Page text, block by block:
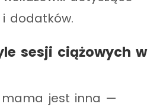
dodatków.
sesji ciążowych w
mama jest inna —